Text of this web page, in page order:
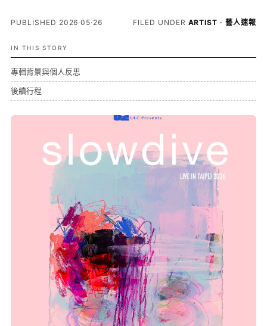
PUBLISHED 2026·05·26 FILED UNDER ARTIST · 藝人速報
IN THIS STORY
專輯背景與個人反思
後續行程